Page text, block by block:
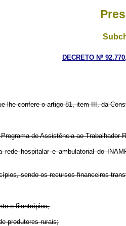
DECRETO Nº
lhe confere o artigo 81, item III, da
de Assistência ao Trabalhador
hospitalar e ambulatorial do
sendo os recursos financeiros
e filantrópica;
produtores rurais;